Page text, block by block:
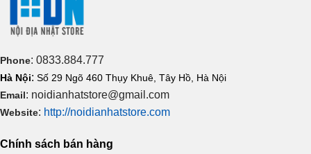
Phone: 0833.884.777
Hà Nội: Số 29 Ngõ 460 Thụy Khuê, Tây Hồ, Hà Nội
Email: noidianhatstore@gmail.com
Website: http://noidianhatstore.com
Chính sách bán hàng